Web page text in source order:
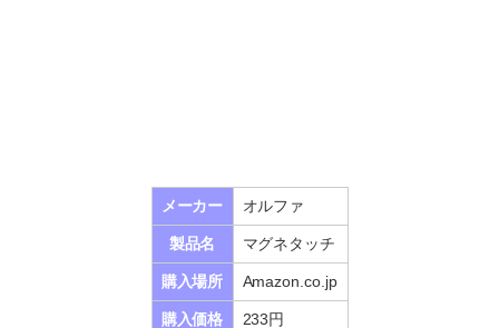
メーカー オルファ
製品名 マグネタッチ
購入場所 Amazon.co.jp
購入価格 233円